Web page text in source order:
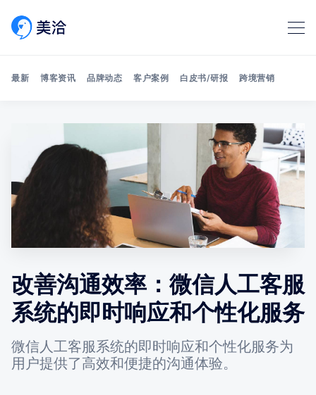
Search 美洽博客
最新 博客资讯 品牌动态 客户案例 白皮书/研报 跨境营销
改善沟通效率：微信人工客服
系统的即时响应和个性化服务
微信人工客服系统的即时响应和个性化服务为
用户提供了高效和便捷的沟通体验。